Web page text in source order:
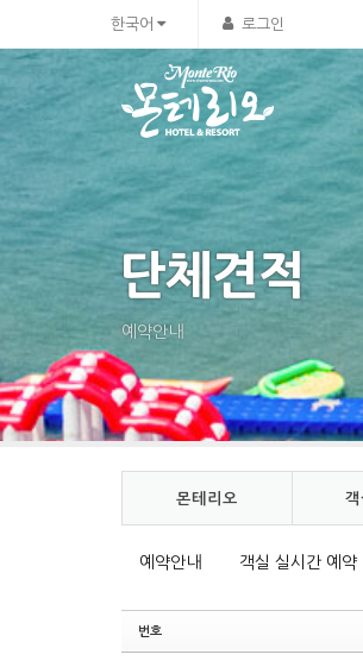
한국어 로그인
단체견적
예약안내
몬테리오
예약안내 객실 실시간 예약
번호
Sketchbook5, 스케치